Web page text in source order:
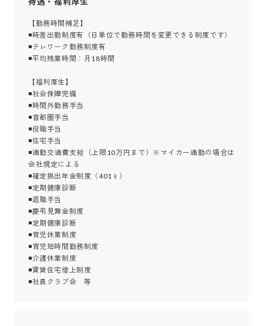
【勤務時間補足】
◾時差出勤制度有（日単位で勤務時間を変更できる制度です）
◾テレワーク勤務制度有
◾平均残業時間：月18時間
【福利厚生】
◾社会保障完備
◾時間外勤務手当
◾首都圏手当
◾役職手当
◾住宅手当
◾通勤交通費支給（上限10万円まで）※マイカー通勤の場合は
会社規定による
◾確定拠出年金制度（401ｋ）
◾定期健康診断
◾退職手当
◾慶弔見舞金制度
◾定期健康診断
◾育児休業制度
◾育児短時間勤務制度
◾介護休業制度
◾賃貸住宅借上制度
◾社員クラブ会　等